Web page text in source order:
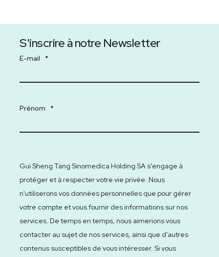
S'inscrire à notre Newsletter
E-mail *
Prénom *
Gui Sheng Tang Sinomedica Holding SA s'engage à
protéger et à respecter votre vie privée. Nous
n'utiliserons vos données personnelles que pour gérer
votre compte et vous fournir des informations sur nos
services. De temps en temps, nous aimerions vous
contacter au sujet de nos services, ainsi que d'autres
contenus susceptibles de vous intéresser. Si vous